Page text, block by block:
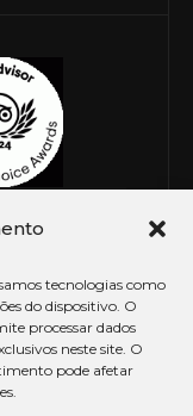
tecnologias como
do dispositivo. O
processar dados
neste site. O
pode afetar
os direitos